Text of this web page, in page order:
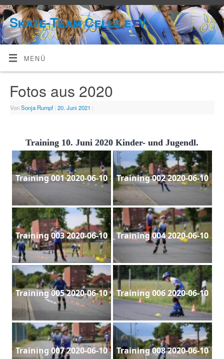
Skate-Team Celle e. V.
MENÜ
Fotos aus 2020
VonSonja Rumpf | 20. Juni 2021 |
Training 10. Juni 2020 Kinder- und Jugendl.
Training 001 2020-06-10 Training 002 2020-06-10
Training 003 2020-06-10 Training 004 2020-06-10
Training 005 2020-06-10 Training 006 2020-06-10
Training 007 2020-06-10 Training 008 2020-06-10